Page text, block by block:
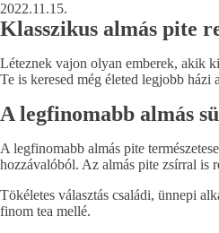
2022.11.15.
Klasszikus almás pite
Léteznek vajon olyan emberek, akik
Te is keresed még életed legjobb
A legfinomabb almás
A legfinomabb almás pite
hozzávalóból. Az almás pite zsírral is
Tökéletes választás családi, ünnepi
finom tea mellé.